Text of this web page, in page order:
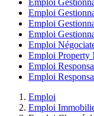
Emploi
Emploi
Emploi
Emploi
Emploi Property
Emploi
Emploi
Emploi
Emploi